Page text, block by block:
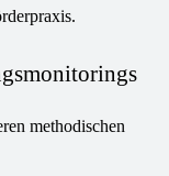
methodischen